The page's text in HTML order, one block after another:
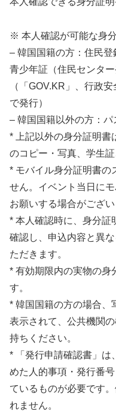
※ 本人確認が可能な身
– 韓国国籍の方：住民登
青少年証（住民センタ
（「GOV.KR」、行政
で発行）
– 韓国国籍以外の方：パ
* 上記以外の身分証明書
のコピー・写真、学生証
* モバイル身分証明書の
せん。イベント当日に
お願いする場合がござい
* 本人確認時に、身分証
確認し、申込内容と異
ただきます。
* 有効期限内の実物の身
す。
* 韓国国籍の方の場合、
表示されて、公共機関
持ちください。
* 「発行申請確認書」は
めた人的事項・発行番
ているものが必要です
れません。